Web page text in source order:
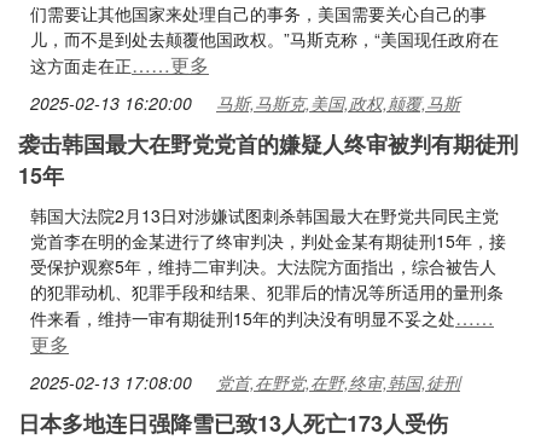
们需要让其他国家来处理自己的事务，美国需要关心自己的事
儿，而不是到处去颠覆他国政权。”马斯克称，“美国现任政府在
这方面走在正……更多
2025-02-13 16:20:00 马斯,马斯克,美国,政权,颠覆,马斯
袭击韩国最大在野党党首的嫌疑人终审被判有期徒刑
15年
韩国大法院2月13日对涉嫌试图刺杀韩国最大在野党共同民主党
党首李在明的金某进行了终审判决，判处金某有期徒刑15年，接
受保护观察5年，维持二审判决。大法院方面指出，综合被告人
的犯罪动机、犯罪手段和结果、犯罪后的情况等所适用的量刑条
件来看，维持一审有期徒刑15年的判决没有明显不妥之处……
更多
2025-02-13 17:08:00 党首,在野党,在野,终审,韩国,徒刑
日本多地连日强降雪已致13人死亡173人受伤